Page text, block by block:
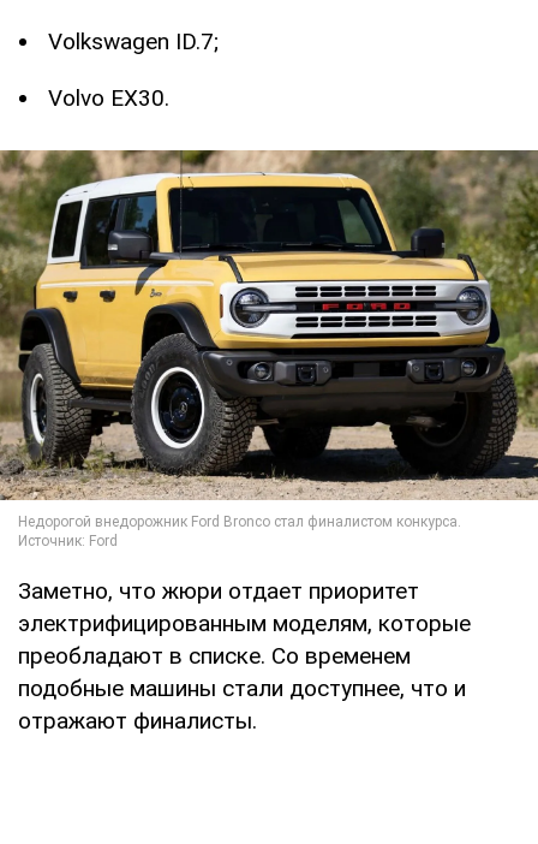
Volkswagen ID.7;
Volvo EX30.
Заметно, что жюри отдает приоритет
электрифицированным моделям, которые
преобладают в списке. Со временем
подобные машины стали доступнее, что и
отражают финалисты.